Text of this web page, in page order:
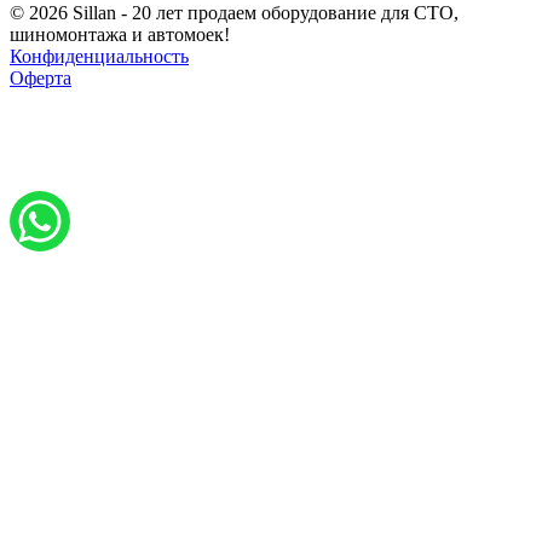
© 2026 Sillan - 20 лет продаем оборудование для СТО,
шиномонтажа и автомоек!
Конфиденциальность
Оферта